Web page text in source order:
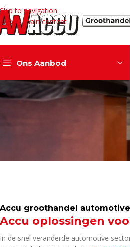
Skip to navigation
Skip to main content
Ons Aanbod
Accu groothandel automotive
Accu oplossingen
In de snel veranderde automotive